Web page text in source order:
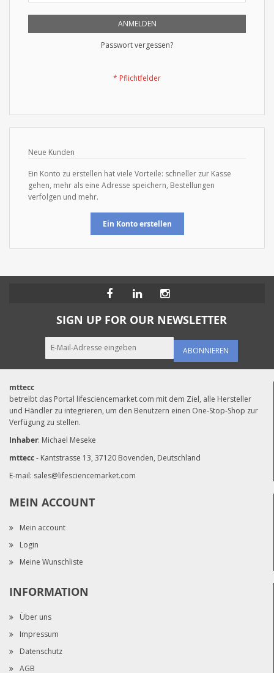
ANMELDEN
Passwort vergessen?
Neue Kunden
Ein Konto zu erstellen hat viele Vorteile: schneller zur Kasse
gehen, mehr als eine Adresse speichern, Bestellungen
verfolgen und mehr.
Ein Konto erstellen
SIGN UP FOR OUR NEWSLETTER
ABONNIEREN
mttecc
betreibt das Portal lifesciencemarket.com mit dem Ziel, alle Hersteller
und Händler zu integrieren, um den Benutzern einen One-Stop-Shop zur
Verfügung zu stellen.
Inhaber: Michael Meseke
mttecc- Kantstrasse 13, 37120 Bovenden, Deutschland
E-mail: sales@lifesciencemarket.com
MEIN ACCOUNT
Mein account
Login
Meine Wunschliste
INFORMATION
Über uns
Impressum
Datenschutz
AGB